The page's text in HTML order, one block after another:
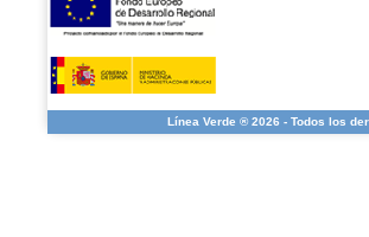
Línea Verde ® 2026 - Todos los